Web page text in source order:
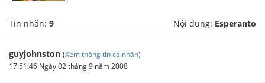
Tin nhắn: 9 Nội dung: Esperanto
guyjohnston (Xem thông tin cá nhân)
17:51:46 Ngày 02 tháng 9 năm 2008